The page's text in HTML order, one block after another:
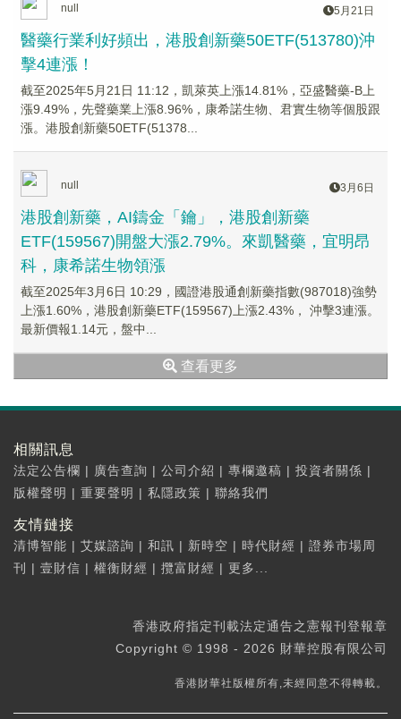
null 5月21日
醫藥行業利好頻出，港股創新藥50ETF(513780)沖
擊4連漲！
截至2025年5月21日 11:12，凱萊英上漲14.81%，亞盛醫藥-B上
漲9.49%，先聲藥業上漲8.96%，康希諾生物、君實生物等個股跟
漲。港股創新藥50ETF(51378...
null 3月6日
港股創新藥，AI鑄金「鑰」，港股創新藥
ETF(159567)開盤大漲2.79%。來凱醫藥，宜明昂
科，康希諾生物領漲
截至2025年3月6日 10:29，國證港股通創新藥指數(987018)強勢
上漲1.60%，港股創新藥ETF(159567)上漲2.43%， 沖擊3連漲。
最新價報1.14元，盤中...
查看更多
相關訊息
法定公告欄 | 廣告查詢 | 公司介紹 | 專欄邀稿 | 投資者關係 |
版權聲明 | 重要聲明 | 私隱政策 | 聯絡我們
友情鏈接
清博智能 | 艾媒諮詢 | 和訊 | 新時空 | 時代財經 | 證券市場周
刊
| 壹財信 | 權衡財經 | 攬富財經 | 更多...
香港政府指定刊載法定通告之憲報刊登報章
Copyright © 1998 - 2026 財華控股有限公司
香港財華社版權所有,未經同意不得轉載。